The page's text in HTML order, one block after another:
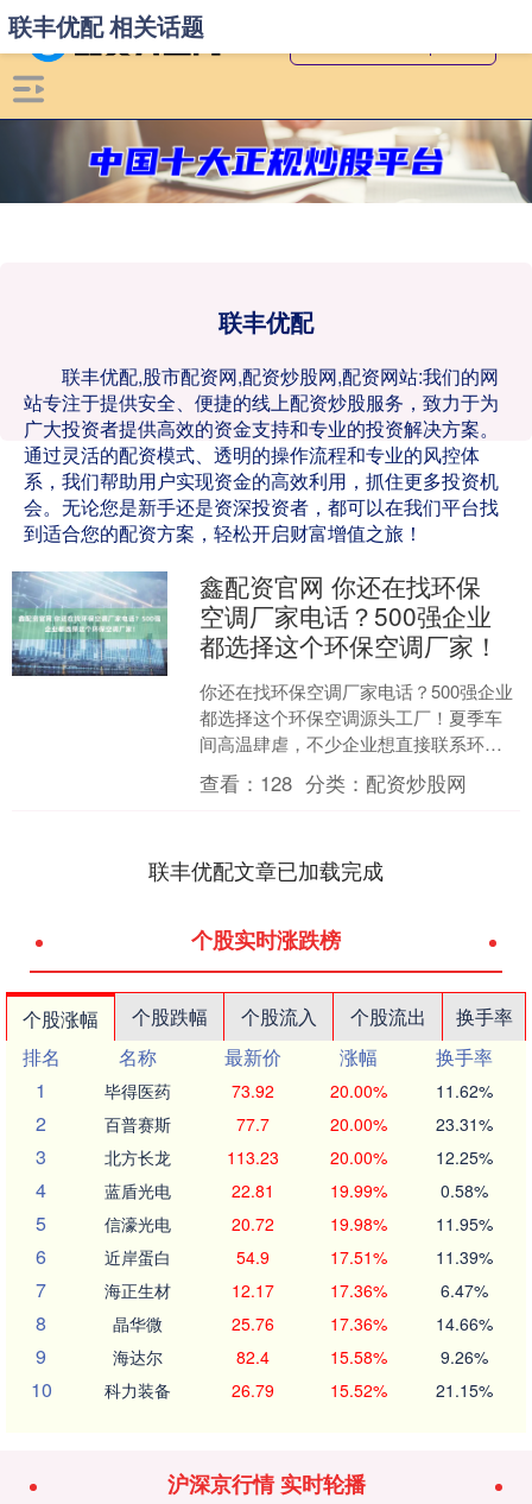
联丰优配
联丰优配,股市配资网,配资炒股网,配资网站:我们的网
站专注于提供安全、便捷的线上配资炒股服务，致力于为
广大投资者提供高效的资金支持和专业的投资解决方案。
通过灵活的配资模式、透明的操作流程和专业的风控体
系，我们帮助用户实现资金的高效利用，抓住更多投资机
会。无论您是新手还是资深投资者，都可以在我们平台找
到适合您的配资方案，轻松开启财富增值之旅！
联丰优配 相关话题
鑫配资官网 你还在找环保
空调厂家电话？500强企业
都选择这个环保空调厂家！
你还在找环保空调厂家电话？500强企业
都选择这个环保空调源头工厂！夏季车
间高温肆虐，不少企业想直接联系环保
空调厂家购买设备，却总被 “找环保空调
厂家电话难” 的....
查看： 128 分类：配资炒股网
联丰优配文章已加载完成
个股实时涨跌榜
个股涨幅 个股跌幅 个股流入 个股流出
换手率
排名
名称 最新价 涨幅
换手率
1
毕得医药 73.92 20.00% 11.62%
2 百普赛斯 77.7 20.00% 23.31%
3 北方长龙 113.23 20.00% 12.25%
4 蓝盾光电 22.81 19.99% 0.58%
5 信濠光电 20.72 19.98% 11.95%
6 近岸蛋白 54.9 17.51% 11.39%
7 海正生材 12.17 17.36% 6.47%
8 晶华微 25.76 17.36% 14.66%
9 海达尔 82.4 15.58% 9.26%
10 科力装备 26.79 15.52% 21.15%
沪深京行情 实时轮播